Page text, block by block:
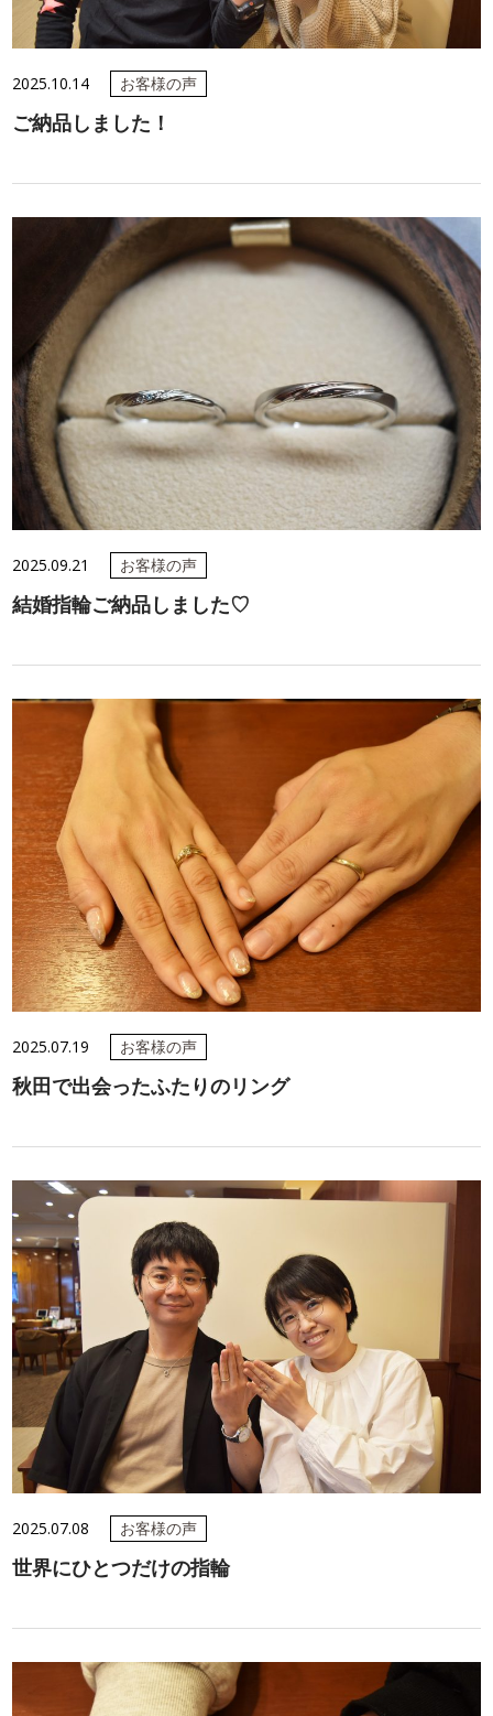
2025.10.14 お客様の声
ご納品しました！
2025.09.21 お客様の声
結婚指輪ご納品しました♡
2025.07.19 お客様の声
秋田で出会ったふたりのリング
2025.07.08 お客様の声
世界にひとつだけの指輪